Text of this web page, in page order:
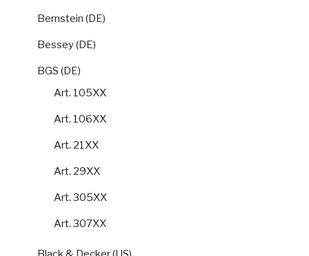
Bernstein (DE)
Bessey (DE)
BGS (DE)
Art. 105XX
Art. 106XX
Art. 21XX
Art. 29XX
Art. 305XX
Art. 307XX